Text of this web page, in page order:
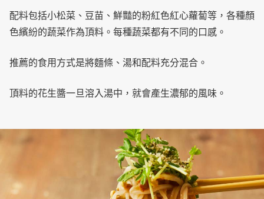
配料包括小松菜、豆苗、鮮豔的粉紅色紅心蘿蔔等，各種顏
色繽紛的蔬菜作為頂料。每種蔬菜都有不同的口感。
推薦的食用方式是將麵條、湯和配料充分混合。
頂料的花生醬一旦溶入湯中，就會產生濃郁的風味。